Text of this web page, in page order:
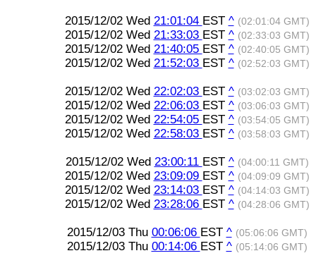
2015/12/02 Wed 21:01:04 EST ^ (02:01:04 GMT)
2015/12/02 Wed 21:33:03 EST ^ (02:33:03 GMT)
2015/12/02 Wed 21:40:05 EST ^ (02:40:05 GMT)
2015/12/02 Wed 21:52:03 EST ^ (02:52:03 GMT)
2015/12/02 Wed 22:02:03 EST ^ (03:02:03 GMT)
2015/12/02 Wed 22:06:03 EST ^ (03:06:03 GMT)
2015/12/02 Wed 22:54:05 EST ^ (03:54:05 GMT)
2015/12/02 Wed 22:58:03 EST ^ (03:58:03 GMT)
2015/12/02 Wed 23:00:11 EST ^ (04:00:11 GMT)
2015/12/02 Wed 23:09:09 EST ^ (04:09:09 GMT)
2015/12/02 Wed 23:14:03 EST ^ (04:14:03 GMT)
2015/12/02 Wed 23:28:06 EST ^ (04:28:06 GMT)
2015/12/03 Thu 00:06:06 EST ^ (05:06:06 GMT)
2015/12/03 Thu 00:14:06 EST ^ (05:14:06 GMT)